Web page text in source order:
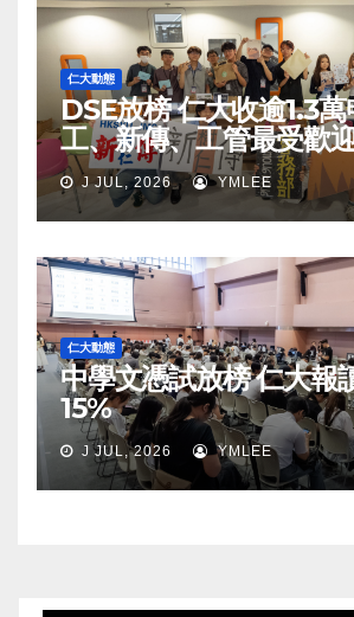
仁大動態
DSE放榜 仁大收逾1.3
工、新傳、工管最受歡
J JUL, 2026 YMLEE
仁大動態
中學文憑試放榜 仁大報
15%
J JUL, 2026 YMLEE